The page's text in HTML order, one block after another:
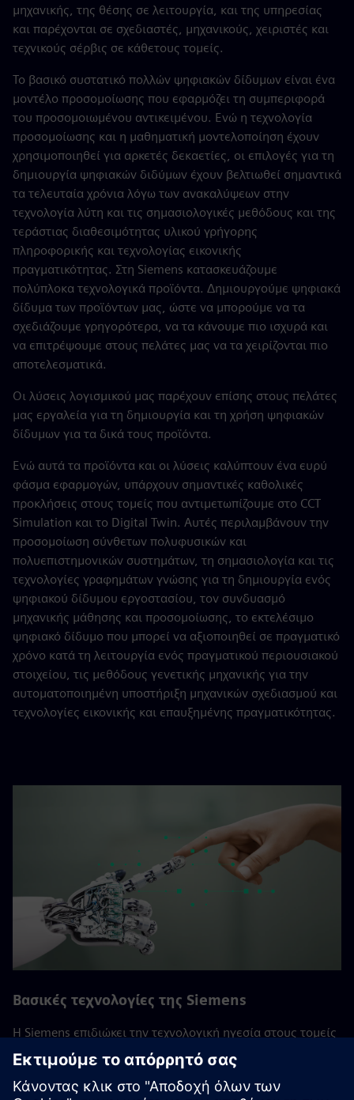
μηχανικής, της θέσης σε λειτουργία, και της υπηρεσίας
και παρέχονται σε σχεδιαστές, μηχανικούς, χειριστές και
τεχνικούς σέρβις σε κάθετους τομείς.
Το βασικό συστατικό πολλών ψηφιακών δίδυμων είναι ένα
μοντέλο προσομοίωσης που εφαρμόζει τη συμπεριφορά
του προσομοιωμένου αντικειμένου. Ενώ η τεχνολογία
προσομοίωσης και η μαθηματική μοντελοποίηση έχουν
χρησιμοποιηθεί για αρκετές δεκαετίες, οι επιλογές για τη
δημιουργία ψηφιακών διδύμων έχουν βελτιωθεί σημαντικά
τα τελευταία χρόνια λόγω των ανακαλύψεων στην
τεχνολογία λύτη και τις σημασιολογικές μεθόδους και της
τεράστιας διαθεσιμότητας υλικού γρήγορης
πληροφορικής και τεχνολογίας εικονικής
πραγματικότητας. Στη Siemens κατασκευάζουμε
πολύπλοκα τεχνολογικά προϊόντα. Δημιουργούμε ψηφιακά
δίδυμα των προϊόντων μας, ώστε να μπορούμε να τα
σχεδιάζουμε γρηγορότερα, να τα κάνουμε πιο ισχυρά και
να επιτρέψουμε στους πελάτες μας να τα χειρίζονται πιο
αποτελεσματικά.
Οι λύσεις λογισμικού μας παρέχουν επίσης στους πελάτες
μας εργαλεία για τη δημιουργία και τη χρήση ψηφιακών
δίδυμων για τα δικά τους προϊόντα.
Ενώ αυτά τα προϊόντα και οι λύσεις καλύπτουν ένα ευρύ
φάσμα εφαρμογών, υπάρχουν σημαντικές καθολικές
προκλήσεις στους τομείς που αντιμετωπίζουμε στο CCT
Simulation και το Digital Twin. Αυτές περιλαμβάνουν την
προσομοίωση σύνθετων πολυφυσικών και
πολυεπιστημονικών συστημάτων, τη σημασιολογία και τις
τεχνολογίες γραφημάτων γνώσης για τη δημιουργία ενός
ψηφιακού δίδυμου εργοστασίου, τον συνδυασμό
μηχανικής μάθησης και προσομοίωσης, το εκτελέσιμο
ψηφιακό δίδυμο που μπορεί να αξιοποιηθεί σε πραγματικό
χρόνο κατά τη λειτουργία ενός πραγματικού περιουσιακού
στοιχείου, τις μεθόδους γενετικής μηχανικής για την
αυτοματοποιημένη υποστήριξη μηχανικών σχεδιασμού και
τεχνολογίες εικονικής και επαυξημένης πραγματικότητας.
Βασικές τεχνολογίες της Siemens
Η Siemens επιδιώκει την τεχνολογική ηγεσία στους τομείς
της τεχνολογίας και της καινοτομίας που είναι
πρωταρχικής σημασίας για την εταιρεία. Αυτές οι βασικές
τεχνολογίες είναι ζωτικής σημασίας για τη